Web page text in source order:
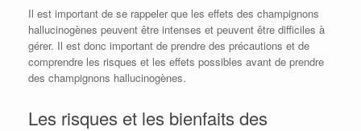
Il est important de se rappeler que les effets des champignons
hallucinogènes peuvent être intenses et peuvent être difficiles à
gérer. Il est donc important de prendre des précautions et de
comprendre les risques et les effets possibles avant de prendre
des champignons hallucinogènes.
Les risques et les bienfaits des